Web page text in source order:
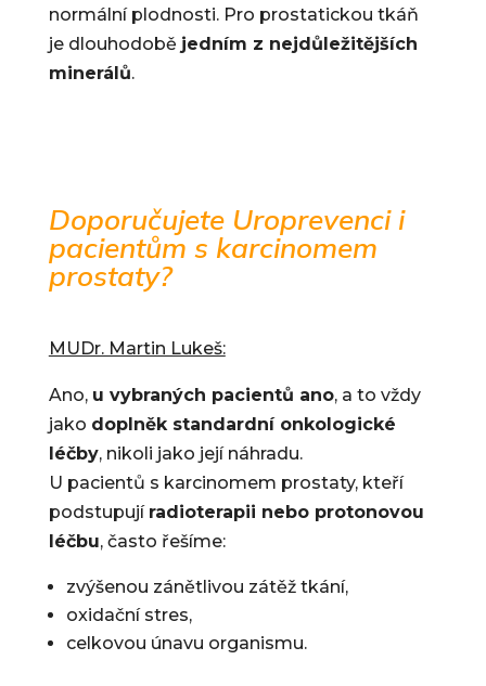
normální plodnosti. Pro prostatickou tkáň
je dlouhodobě jedním z nejdůležitějších
minerálů.
Doporučujete Uroprevenci i
pacientům s karcinomem
prostaty?
MUDr. Martin Lukeš:
Ano, u vybraných pacientů ano, a to vždy
jako doplněk standardní onkologické
léčby, nikoli jako její náhradu.
U pacientů s karcinomem prostaty, kteří
podstupují radioterapii nebo protonovou
léčbu, často řešíme:
zvýšenou zánětlivou zátěž tkání,
oxidační stres,
celkovou únavu organismu.